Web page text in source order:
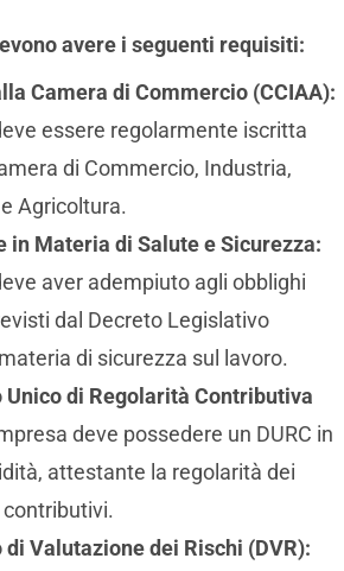
avere i seguenti requisiti:
Camera di Commercio (CCIAA):
essere regolarmente iscritta
di Commercio, Industria,
Agricoltura.
in Materia di Salute e Sicurezza:
aver adempiuto agli obblighi
dal Decreto Legislativo
di sicurezza sul lavoro.
Unico di Regolarità Contributiva
deve possedere un DURC in
attestante la regolarità dei
di Valutazione dei Rischi (DVR):